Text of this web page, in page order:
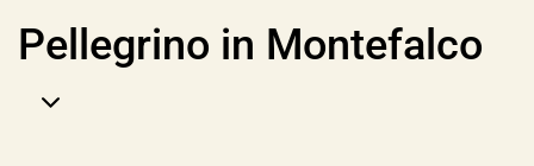
Pellegrino in Montefalco